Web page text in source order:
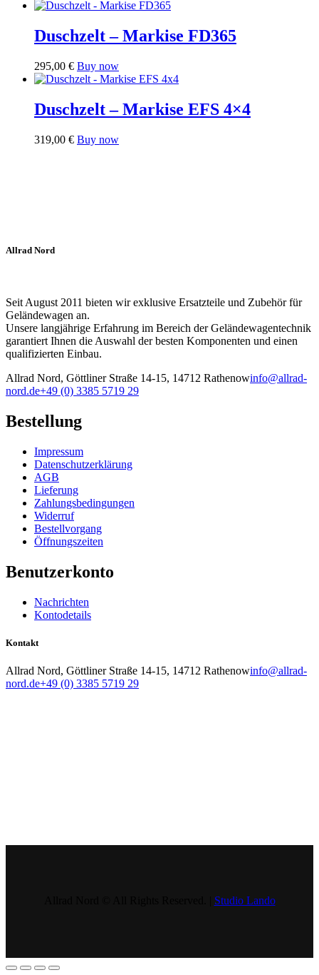
Duschzelt – Markise FD365
295,00 € Buy now
Duschzelt – Markise EFS 4×4
319,00 € Buy now
Allrad Nord
Seit August 2011 bieten wir exklusive Ersatzteile und Zubehör für
Geländewagen an.
Unsere langjährige Erfahrung im Bereich der Geländewagentechnik
garantiert Ihnen die Auswahl der besten Komponenten und einen
qualifizierten Einbau.
Allrad Nord, Göttliner Straße 14-15, 14712 Rathenowinfo@allrad-
nord.de+49 (0) 3385 5719 29
Bestellung
Impressum
Datenschutzerklärung
AGB
Lieferung
Zahlungsbedingungen
Widerruf
Bestellvorgang
Öffnungszeiten
Benutzerkonto
Nachrichten
Kontodetails
Kontakt
Allrad Nord, Göttliner Straße 14-15, 14712 Rathenowinfo@allrad-
nord.de+49 (0) 3385 5719 29
Studio Lando